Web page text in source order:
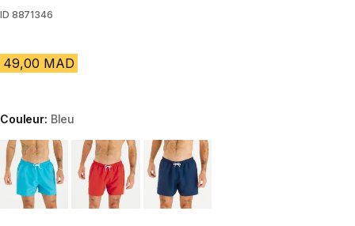
ID 8871346
49,00 MAD
Couleur: Bleu
Choose a variant